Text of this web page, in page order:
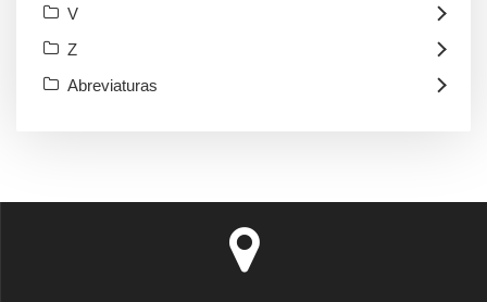
V
Z
Abreviaturas